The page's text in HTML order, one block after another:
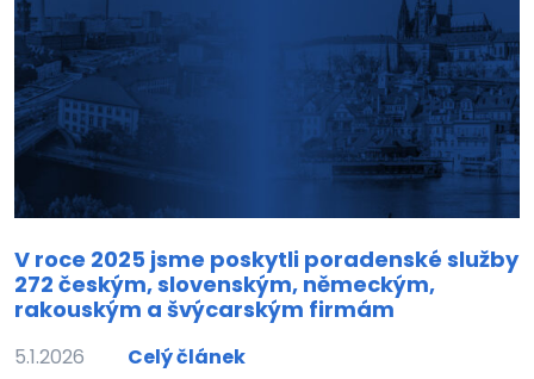
V roce 2025 jsme poskytli poradenské služby
272 českým, slovenským, německým,
rakouským a švýcarským firmám
5.1.2026 Celý článek